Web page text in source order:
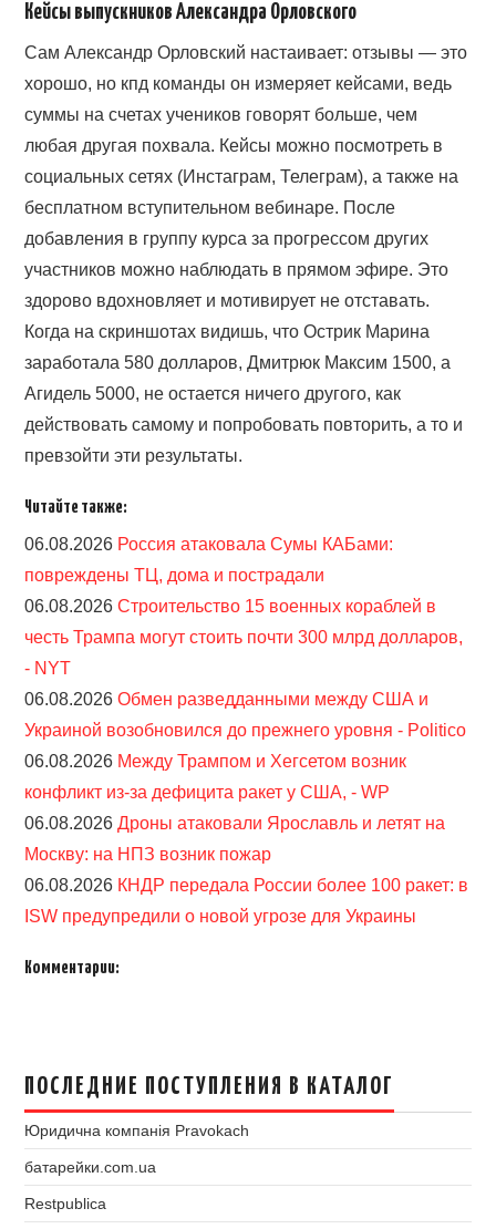
Кейсы выпускников Александра Орловского
Сам Александр Орловский настаивает: отзывы — это
хорошо, но кпд команды он измеряет кейсами, ведь
суммы на счетах учеников говорят больше, чем
любая другая похвала. Кейсы можно посмотреть в
социальных сетях (Инстаграм, Телеграм), а также на
бесплатном вступительном вебинаре. После
добавления в группу курса за прогрессом других
участников можно наблюдать в прямом эфире. Это
здорово вдохновляет и мотивирует не отставать.
Когда на скриншотах видишь, что Острик Марина
заработала 580 долларов, Дмитрюк Максим 1500, а
Агидель 5000, не остается ничего другого, как
действовать самому и попробовать повторить, а то и
превзойти эти результаты.
Читайте также:
06.08.2026 Россия атаковала Сумы КАБами:
повреждены ТЦ, дома и пострадали
06.08.2026Строительство 15 военных кораблей в
честь Трампа могут стоить почти 300 млрд долларов,
- NYT
06.08.2026Обмен разведданными между США и
Украиной возобновился до прежнего уровня - Politico
06.08.2026 Между Трампом и Хегсетом возник
конфликт из-за дефицита ракет у США, - WP
06.08.2026Дроны атаковали Ярославль и летят на
Москву: на НПЗ возник пожар
06.08.2026 КНДР передала России более 100 ракет: в
ISW предупредили о новой угрозе для Украины
Комментарии:
ПОСЛЕДНИЕ ПОСТУПЛЕНИЯ В КАТАЛОГ
Юридична компанія Pravokach
батарейки.com.ua
Restpublica